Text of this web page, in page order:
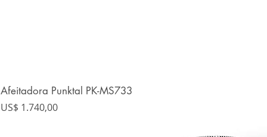
Afeitadora Punktal PK-MS733
Precio
US$ 1.740,00